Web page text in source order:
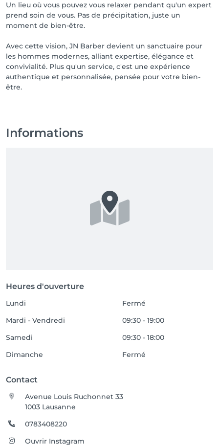
Un lieu où vous pouvez vous relaxer pendant qu'un expert
prend soin de vous. Pas de précipitation, juste un
moment de bien-être.
Avec cette vision, JN Barber devient un sanctuaire pour
les hommes modernes, alliant expertise, élégance et
convivialité. Plus qu'un service, c'est une expérience
authentique et personnalisée, pensée pour votre bien-
être.
Informations
Heures d'ouverture
Lundi
Fermé
Mardi - Vendredi
09:30 - 19:00
Samedi
09:30 - 18:00
Dimanche
Fermé
Contact
Avenue Louis Ruchonnet 33
1003 Lausanne
0783408220
Ouvrir Instagram